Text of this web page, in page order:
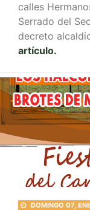
calles
Serrado del
decreto
artículo.
DOMINGO 07,